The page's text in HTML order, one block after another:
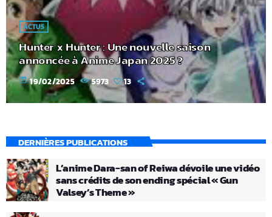
ACTUS
Hunter x Hunter : Une nouvelle saison
annoncée à Anime Japan 2025 ?
today 19/02/2025 5973 13
DERNIÈRES PUBLICATIONS
L’anime Dara-san of Reiwa dévoile une vidéo
sans crédits de son ending spécial « Gun
Valsey’s Theme »